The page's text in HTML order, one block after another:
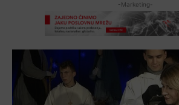
-Marketing-